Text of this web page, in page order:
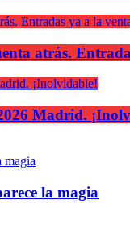
atrás.
Madrid.
la magia